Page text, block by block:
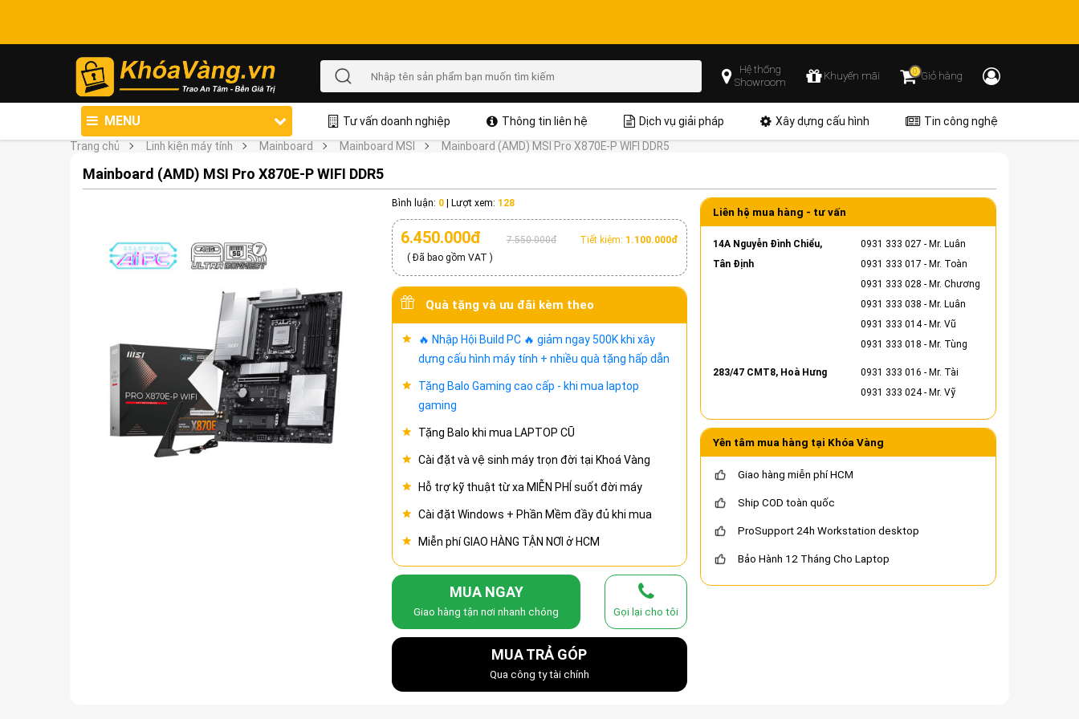
Hệ thống
Showroom
Khuyến mãi 0Giỏ hàng
MENU Tư vấn doanh nghiệp Thông tin liên hệ Dịch vụ giải pháp Xây dựng cấu hình
Tin công nghệ
Trang chủ
Linh kiện máy tính Mainboard Mainboard MSI Mainboard (AMD) MSI Pro X870E-P WIFI DDR5
Mainboard (AMD) MSI Pro X870E-P WIFI DDR5
Bình luận: 0| Lượt xem: 128
6.450.000đ
( Đã bao gồm VAT )
7.550.000đ Tiết kiệm: 1.100.000đ
Quà tặng và ưu đãi kèm theo
🔥 Nhập Hội Build PC 🔥 giảm ngay 500K khi xây
dựng cấu hình máy tính + nhiều quà tặng hấp dẫn
Tặng Balo Gaming cao cấp - khi mua laptop
gaming
Tặng Balo khi mua LAPTOP CŨ
Cài đặt và vệ sinh máy trọn đời tại Khoá Vàng
Hỗ trợ kỹ thuật từ xa MIỄN PHÍ suốt đời máy
Cài đặt Windows + Phần Mềm đầy đủ khi mua
Miễn phí GIAO HÀNG TẬN NƠI ở HCM
MUA NGAY
Giao hàng tận nơi nhanh chóng Gọi lại cho tôi
MUA TRẢ GÓP
Qua công ty tài chính
Liên hệ mua hàng - tư vấn
14A Nguyễn Đình Chiểu,
Tân Định
0931 333 027 - Mr. Luân
0931 333 017 - Mr. Toàn
0931 333 028 - Mr. Chương
0931 333 038 - Mr. Luân
0931 333 014- Mr. Vũ
0931 333 018 - Mr. Tùng
283/47 CMT8, Hoà Hưng 0931 333 016 - Mr. Tài
0931 333 024- Mr. Vỹ
Yên tâm mua hàng tại Khóa Vàng
Giao hàng miễn phí HCM
Ship COD toàn quốc
ProSupport 24h Workstation desktop
Bảo Hành 12 Tháng Cho Laptop